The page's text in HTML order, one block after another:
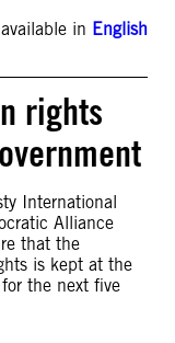
in English
rights
International
Alliance
that the
is kept at the
the next five